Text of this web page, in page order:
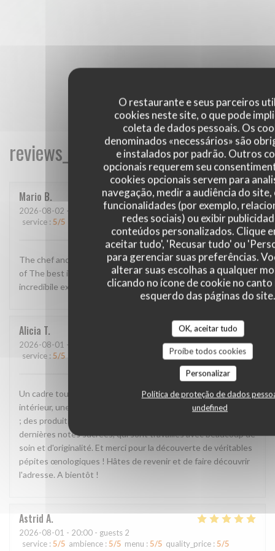
O restaurante e seus parceiros
cookies neste site, o que pode
coleta de dados pessoais. Os
denominados «necessários» são
e instalados por padrão. Outros
opcionais requerem seu
cookies opcionais servem para
navegação, medir a audiência do
funcionalidades (por exemplo,
redes sociais) ou exibir
conteúdos personalizados. Clique
aceitar tudo', 'Recusar tudo' ou
para gerenciar suas preferências.
alterar suas escolhas a qualquer
clicando no ícone de cookie no
esquerdo das páginas do site.
OK, aceitar tudo
Proíbe todos cookies
Personalizar
Política de proteção de dados
undefined
Mario B
2026-08-02 - 13:00 - guests 2
service : 5/5 menu: 5/5 quality_price:4/5
The chef and The staff super super super The location One
of The best in France The food AMAZING!!! Thank u for this
incredibile experience!!
Alicia T
2026-08-01 - 20:00 - guests 2
service : 5/5 quality_price: 5/5
Un cadre tout simplement incroyable, en extérieur comme en
intérieur, une équipe formidable, passionnée et attentionnée
; des produits d'une grande qualité des amuse-bouche aux
dernières notes sucrées, qui sont travaillés avec beaucoup de
soin et d'originalité. Et merci pour la découverte de véritables
pépites œnologiques ! Hâtes de revenir et de faire découvrir
l'adresse. A bientôt !
Astrid A
2026-08-01 - 20:00 - guests 2
service : 5/5 ambience : 5/5 menu : 5/5 quality_price : 5/5